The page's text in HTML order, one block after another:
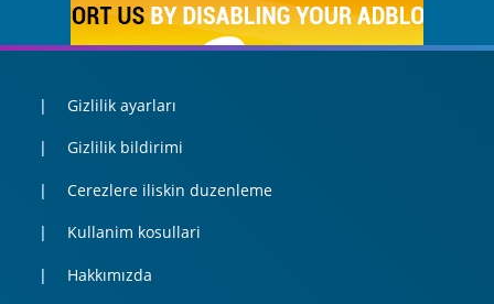
Gizlilik ayarları
Gizlilik bildirimi
Cerezlere iliskin duzenleme
Kullanim kosullari
Hakkımızda